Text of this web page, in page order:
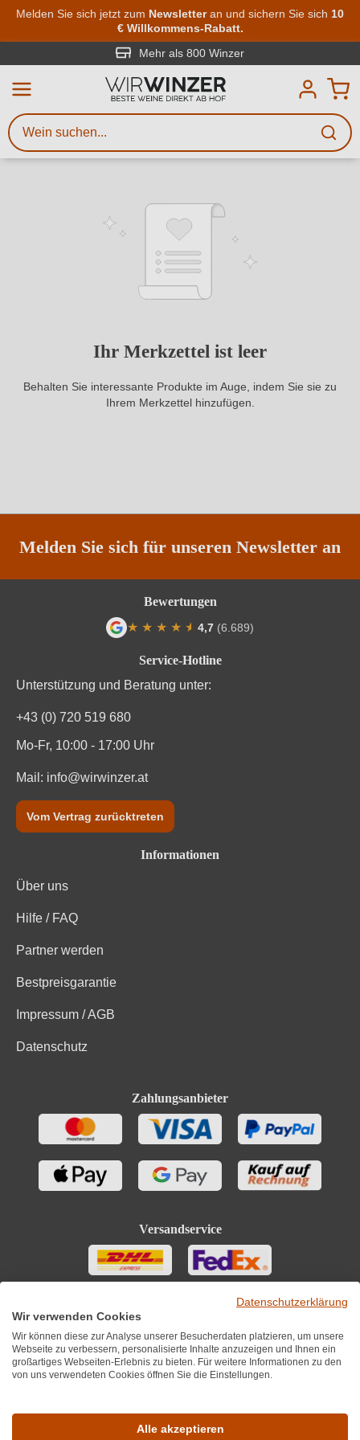
Zum Hauptinhalt springen
Melden Sie sich jetzt zum Newsletteran und sichern Sie sich 10
€ Willkommens-Rabatt.
Mehr als 800 Winzer
Ihr Merkzettel ist leer
Behalten Sie interessante Produkte im Auge, indem Sie sie zu
Ihrem Merkzettel hinzufügen.
Melden Sie sich für unseren Newsletter an
Service-Hotline
Unterstützung und Beratung unter:
+43 (0) 720 519 680
Mo-Fr, 10:00 - 17:00 Uhr
Mail: info@wirwinzer.at
Vom Vertrag zurücktreten
Informationen
Über uns
Hilfe / FAQ
Partner werden
Bestpreisgarantie
Impressum / AGB
Datenschutz
Zahlungsanbieter
Versandservice
Bewertungen
★ ★ ★ ★ ★
★ 4,7 (6.689)
Weinsuche
Mindestens 3 Zeichen eingeben
Beschreiben Sie, welchen Wein
Sie suchen – ob nach Geschmack,
Kriterien.
Datenschutzerklärung
Wir verwenden Cookies
Wir können diese zur Analyse unserer Besucherdaten platzieren, um unsere
Webseite zu verbessern, personalisierte Inhalte anzuzeigen und Ihnen ein
großartiges Webseiten-Erlebnis zu bieten. Für weitere Informationen zu den
von uns verwendeten Cookies öffnen Sie die Einstellungen.
Alle akzeptieren